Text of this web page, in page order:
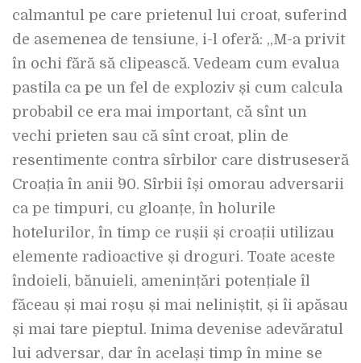
calmantul pe care prietenul lui croat, suferind
de asemenea de tensiune, i-l oferă: „M-a privit
în ochi fără să clipească. Vedeam cum evalua
pastila ca pe un fel de exploziv și cum calcula
probabil ce era mai important, că sînt un
vechi prieten sau că sînt croat, plin de
resentimente contra sîrbilor care distruseseră
Croația în anii `90. Sîrbii își omorau adversarii
ca pe timpuri, cu gloanțe, în holurile
hotelurilor, în timp ce rușii și croații utilizau
elemente radioactive și droguri. Toate aceste
îndoieli, bănuieli, amenințări potențiale îl
făceau și mai roșu și mai neliniștit, și îi apăsau
și mai tare pieptul. Inima devenise adevăratul
lui adversar, dar în același timp în mine se